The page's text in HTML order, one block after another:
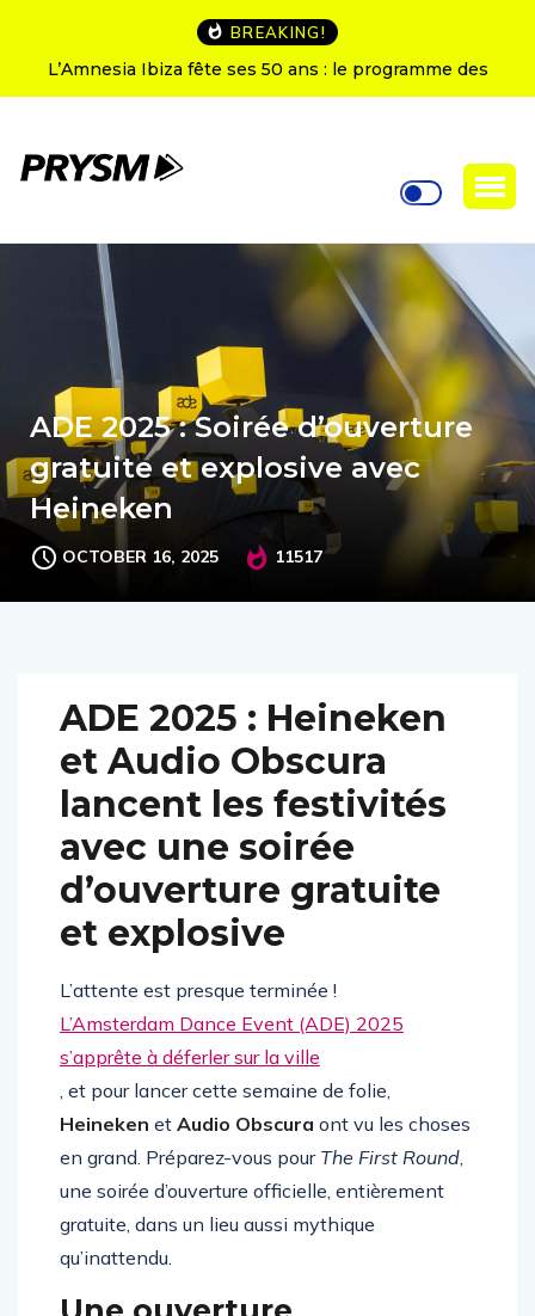
BREAKING!
L’Amnesia Ibiza fête ses 50 ans : le programme des
soirées d’ouverture
ADE 2025 : Soirée d’ouverture
gratuite et explosive avec
Heineken
ADE 2025 : Heineken
et Audio Obscura
lancent les festivités
avec une soirée
d’ouverture gratuite
et explosive
L’attente est presque terminée !
L’Amsterdam Dance Event (ADE) 2025
s’apprête à déferler sur la ville
, et pour lancer cette semaine de folie,
HeinekenetAudio Obscuraont vu les choses
en grand. Préparez-vous pourThe First Round
une soirée d’ouverture officielle, entièrement
gratuite, dans un lieu aussi mythique